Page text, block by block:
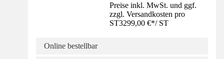
Preise inkl. MwSt. und ggf.
zzgl. Versandkosten pro
ST3299,00 €*/ ST
Online bestellbar